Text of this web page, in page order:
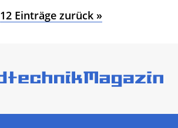
12 Einträge zurück »